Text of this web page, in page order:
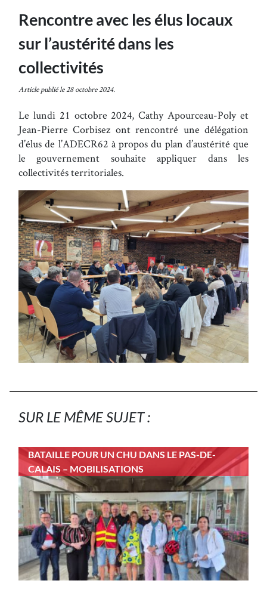
Rencontre avec les élus locaux
sur l’austérité dans les
collectivités
Article publié le 28 octobre 2024.
Le lundi 21 octobre 2024, Cathy Apourceau-Poly et
Jean-Pierre Corbisez ont rencontré une délégation
d’élus de l’ADECR62 à propos du plan d’austérité que
le gouvernement souhaite appliquer dans les
collectivités territoriales.
SUR LE MÊME SUJET :
BATAILLE POUR UN CHU DANS LE PAS-DE-
CALAIS – MOBILISATIONS